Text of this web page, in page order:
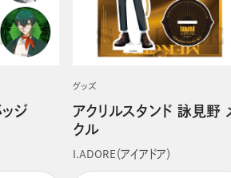
ジ
グッズ
アクリルスタンド 詠見野
クル
I.ADORE（アイアドア）